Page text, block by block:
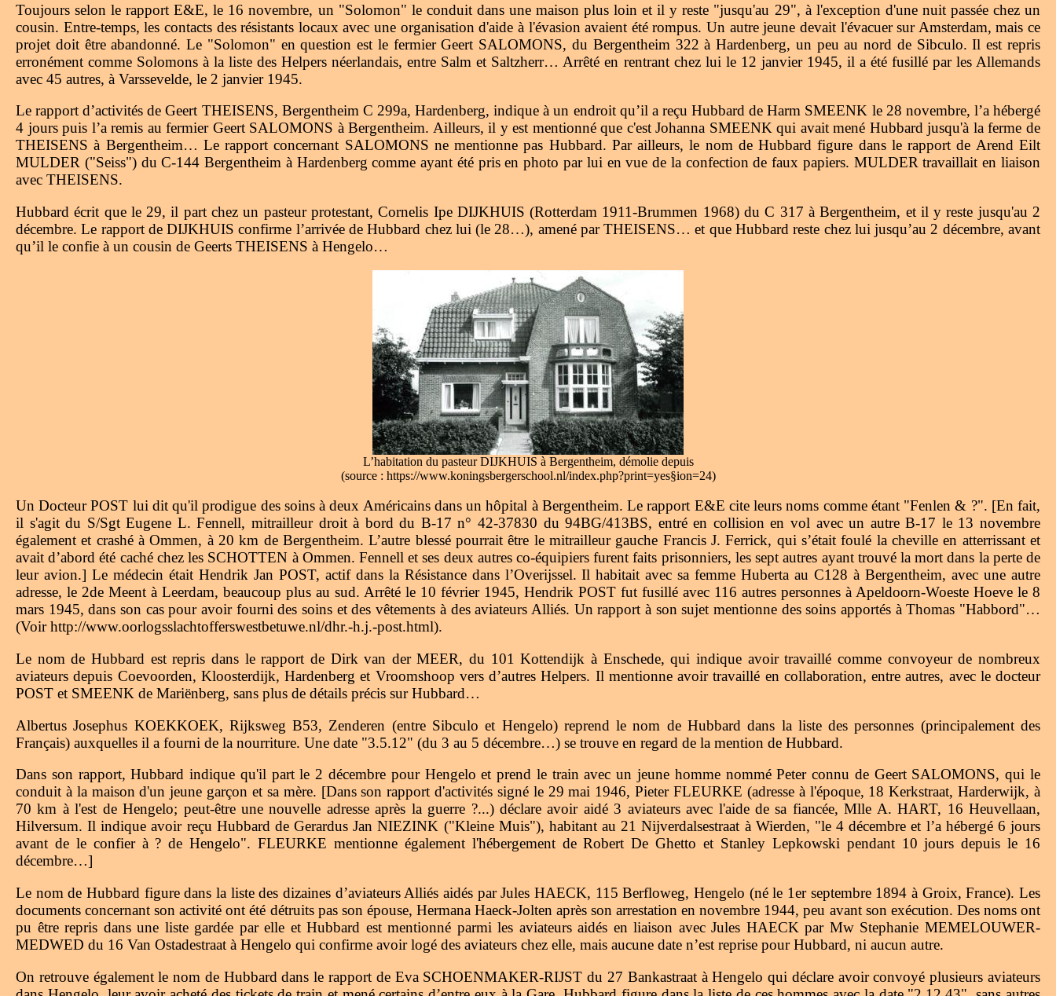
Toujours selon le rapport E&E, le 16 novembre, un "Solomon" le conduit dans une maison plus loin et il y reste "jusqu'au 29", à l'exception d'une nuit passée chez un
cousin. Entre-temps, les contacts des résistants locaux avec une organisation d'aide à l'évasion avaient été rompus. Un autre jeune devait l'évacuer sur Amsterdam, mais ce
projet doit être abandonné. Le "Solomon" en question est le fermier Geert SALOMONS, du Bergentheim 322 à Hardenberg, un peu au nord de Sibculo. Il est repris
erronément comme Solomons à la liste des Helpers néerlandais, entre Salm et Saltzherr… Arrêté en rentrant chez lui le 12 janvier 1945, il a été fusillé par les Allemands
avec 45 autres, à Varssevelde, le 2 janvier 1945.
Le rapport d’activités de Geert THEISENS, Bergentheim C 299a, Hardenberg, indique à un endroit qu’il a reçu Hubbard de Harm SMEENK le 28 novembre, l’a hébergé
4 jours puis l’a remis au fermier Geert SALOMONS à Bergentheim. Ailleurs, il y est mentionné que c'est Johanna SMEENK qui avait mené Hubbard jusqu'à la ferme de
THEISENS à Bergentheim… Le rapport concernant SALOMONS ne mentionne pas Hubbard. Par ailleurs, le nom de Hubbard figure dans le rapport de Arend Eilt
MULDER ("Seiss") du C-144 Bergentheim à Hardenberg comme ayant été pris en photo par lui en vue de la confection de faux papiers. MULDER travaillait en liaison
avec THEISENS.
Hubbard écrit que le 29, il part chez un pasteur protestant, Cornelis Ipe DIJKHUIS (Rotterdam 1911-Brummen 1968) du C 317 à Bergentheim, et il y reste jusqu'au 2
décembre. Le rapport de DIJKHUIS confirme l’arrivée de Hubbard chez lui (le 28…), amené par THEISENS… et que Hubbard reste chez lui jusqu’au 2 décembre, avant
qu’il le confie à un cousin de Geerts THEISENS à Hengelo…
L’habitation du pasteur DIJKHUIS à Bergentheim, démolie depuis
(source : https://www.koningsbergerschool.nl/index.php?print=yes§ion=24)
Un Docteur POST lui dit qu'il prodigue des soins à deux Américains dans un hôpital à Bergentheim. Le rapport E&E cite leurs noms comme étant "Fenlen & ?". [En fait,
il s'agit du S/Sgt Eugene L. Fennell, mitrailleur droit à bord du B-17 n° 42-37830 du 94BG/413BS, entré en collision en vol avec un autre B-17 le 13 novembre
également et crashé à Ommen, à 20 km de Bergentheim. L’autre blessé pourrait être le mitrailleur gauche Francis J. Ferrick, qui s’était foulé la cheville en atterrissant et
avait d’abord été caché chez les SCHOTTEN à Ommen. Fennell et ses deux autres co-équipiers furent faits prisonniers, les sept autres ayant trouvé la mort dans la perte de
leur avion.] Le médecin était Hendrik Jan POST, actif dans la Résistance dans l’Overijssel. Il habitait avec sa femme Huberta au C128 à Bergentheim, avec une autre
adresse, le 2de Meent à Leerdam, beaucoup plus au sud. Arrêté le 10 février 1945, Hendrik POST fut fusillé avec 116 autres personnes à Apeldoorn-Woeste Hoeve le 8
mars 1945, dans son cas pour avoir fourni des soins et des vêtements à des aviateurs Alliés. Un rapport à son sujet mentionne des soins apportés à Thomas "Habbord"…
(Voir http://www.oorlogsslachtofferswestbetuwe.nl/dhr.-h.j.-post.html).
Le nom de Hubbard est repris dans le rapport de Dirk van der MEER, du 101 Kottendijk à Enschede, qui indique avoir travaillé comme convoyeur de nombreux
aviateurs depuis Coevoorden, Kloosterdijk, Hardenberg et Vroomshoop vers d’autres Helpers. Il mentionne avoir travaillé en collaboration, entre autres, avec le docteur
POST et SMEENK de Mariënberg, sans plus de détails précis sur Hubbard…
Albertus Josephus KOEKKOEK, Rijksweg B53, Zenderen (entre Sibculo et Hengelo) reprend le nom de Hubbard dans la liste des personnes (principalement des
Français) auxquelles il a fourni de la nourriture. Une date "3.5.12" (du 3 au 5 décembre…) se trouve en regard de la mention de Hubbard.
Dans son rapport, Hubbard indique qu'il part le 2 décembre pour Hengelo et prend le train avec un jeune homme nommé Peter connu de Geert SALOMONS, qui le
conduit à la maison d'un jeune garçon et sa mère. [Dans son rapport d'activités signé le 29 mai 1946, Pieter FLEURKE (adresse à l'époque, 18 Kerkstraat, Harderwijk, à
70 km à l'est de Hengelo; peut-être une nouvelle adresse après la guerre ?...) déclare avoir aidé 3 aviateurs avec l'aide de sa fiancée, Mlle A. HART, 16 Heuvellaan,
Hilversum. Il indique avoir reçu Hubbard de Gerardus Jan NIEZINK ("Kleine Muis"), habitant au 21 Nijverdalsestraat à Wierden, "le 4 décembre et l’a hébergé 6 jours
avant de le confier à ? de Hengelo". FLEURKE mentionne également l'hébergement de Robert De Ghetto et Stanley Lepkowski pendant 10 jours depuis le 16
décembre…]
Le nom de Hubbard figure dans la liste des dizaines d’aviateurs Alliés aidés par Jules HAECK, 115 Berfloweg, Hengelo (né le 1er septembre 1894 à Groix, France). Les
documents concernant son activité ont été détruits pas son épouse, Hermana Haeck-Jolten après son arrestation en novembre 1944, peu avant son exécution. Des noms ont
pu être repris dans une liste gardée par elle et Hubbard est mentionné parmi les aviateurs aidés en liaison avec Jules HAECK par Mw Stephanie MEMELOUWER-
MEDWED du 16 Van Ostadestraat à Hengelo qui confirme avoir logé des aviateurs chez elle, mais aucune date n’est reprise pour Hubbard, ni aucun autre.
On retrouve également le nom de Hubbard dans le rapport de Eva SCHOENMAKER-RIJST du 27 Bankastraat à Hengelo qui déclare avoir convoyé plusieurs aviateurs